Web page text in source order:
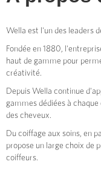
Wella est l'un des leaders
Fondée en 1880,
haut de gamme pour
créativité.
Depuis Wella continue
gammes dédiées à
des cheveux.
Du coiffage aux soins, en
propose un large choix de
coiffeurs.